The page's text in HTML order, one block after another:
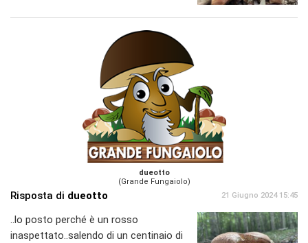
dueotto
(Grande Fungaiolo)
Risposta di dueotto 21 Giugno 2024 15:45
..lo posto perché è un rosso
inaspettato..salendo di un centinaio di